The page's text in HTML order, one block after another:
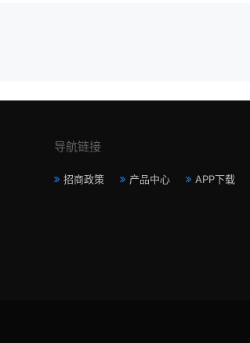
导航链接
招商政策 产品中心 APP下载